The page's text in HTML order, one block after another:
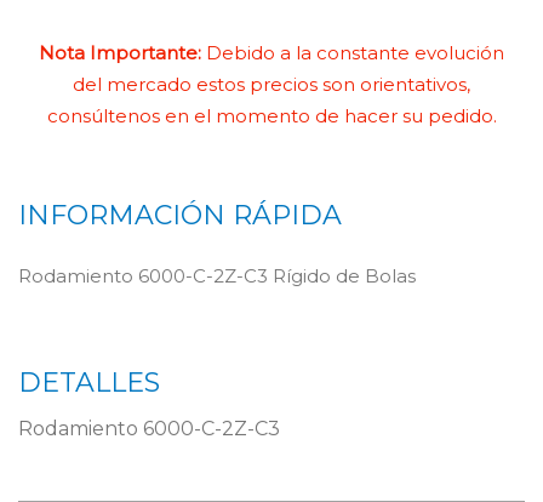
Nota Importante: Debido a la constante evolución
del mercado estos precios son orientativos,
consúltenos en el momento de hacer su pedido.
INFORMACIÓN RÁPIDA
Rodamiento 6000-C-2Z-C3 Rígido de Bolas
DETALLES
Rodamiento 6000-C-2Z-C3